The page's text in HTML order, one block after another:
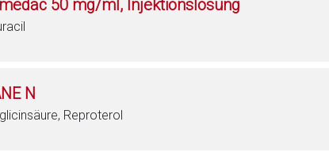
50 mg/ml, Injektionslösung
N
Reproterol